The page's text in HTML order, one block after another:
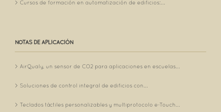
Cursos de formación en automatización de edificios:...
NOTAS DE APLICACIÓN
AirQualy, un sensor de CO2 para aplicaciones en escuelas...
Soluciones de control integral de edificios con...
Teclados táctiles personalizables y multiprotocolo e-Touch...